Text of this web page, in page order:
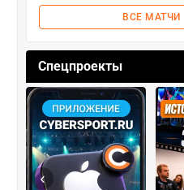
ВСЕ МАТЧИ
Спецпроекты
‹